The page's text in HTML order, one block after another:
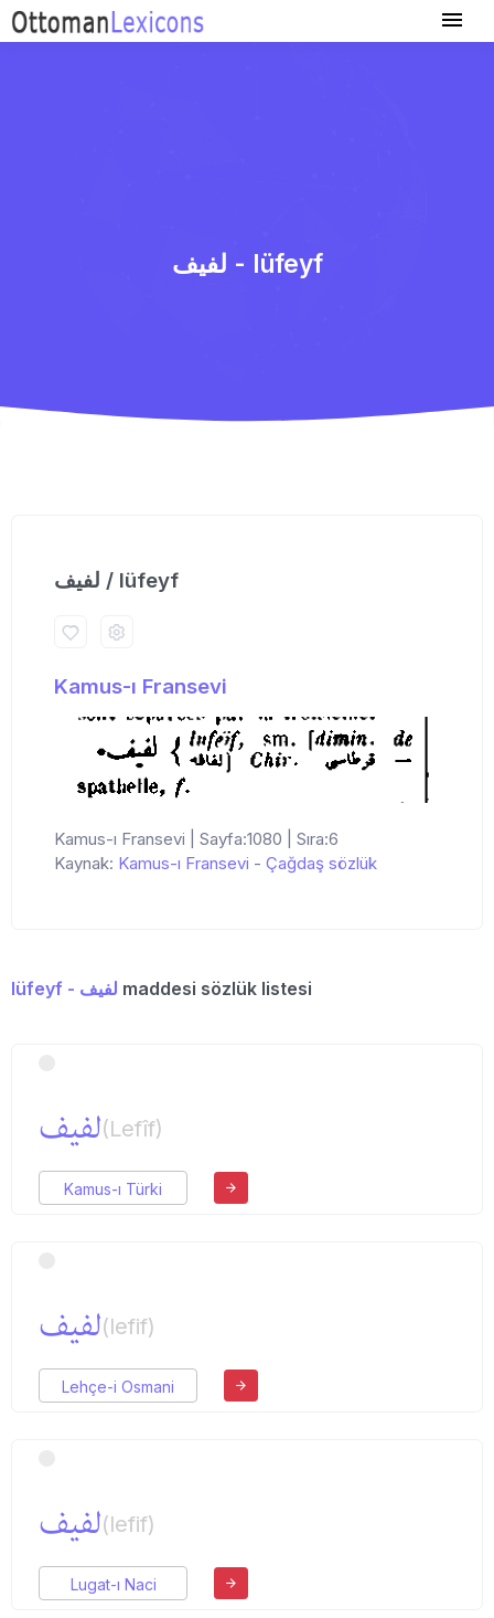
لفیف - lüfeyf
لفیف / lüfeyf
Kamus-ı Fransevi
Kamus-ı Fransevi | Sayfa:1080 | Sıra:6
Kaynak: Kamus-ı Fransevi - Çağdaş sözlük
lüfeyf - لفیف maddesi sözlük listesi
لفیف(Lefîf)
Kamus-ı Türki
لفیف(lefif)
Lehçe-i Osmani
لفیف(lefif)
Lugat-ı Naci